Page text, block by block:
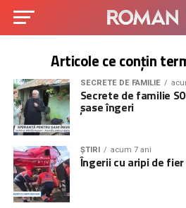
Articole ce conțin
SECRETE DE FAMILIE
Secrete de familie
șase îngeri
ȘTIRI acum 7 ani
Îngerii cu aripi de fier